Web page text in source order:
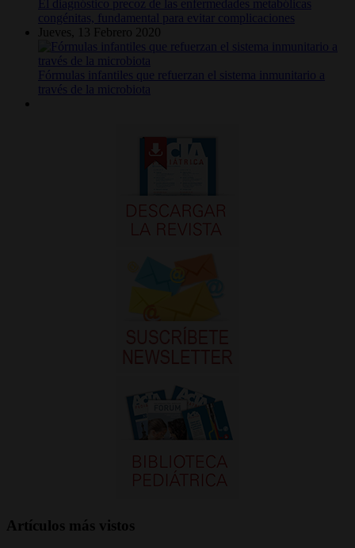
El diagnóstico precoz de las enfermedades metabólicas
congénitas, fundamental para evitar complicaciones
Jueves, 13 Febrero 2020
Fórmulas infantiles que refuerzan el sistema inmunitario a
través de la microbiota
Artículos más vistos